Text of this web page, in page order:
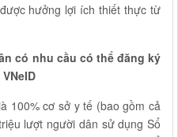
hưởng lợi ích thiết thực từ
có nhu cầu có thể đăng ký
100% cơ sở y tế (bao gồm cả
lượt người dân sử dụng Sổ